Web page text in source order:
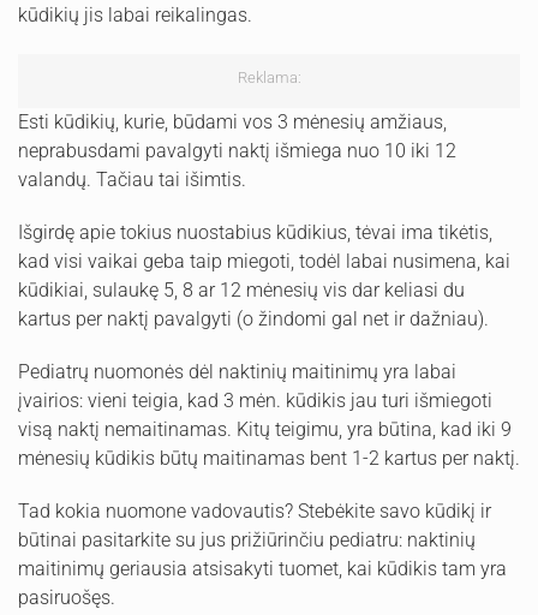
kūdikių jis labai reikalingas.
Reklama:
Esti kūdikių, kurie, būdami vos 3 mėnesių amžiaus,
neprabusdami pavalgyti naktį išmiega nuo 10 iki 12
valandų. Tačiau tai išimtis.
Išgirdę apie tokius nuostabius kūdikius, tėvai ima tikėtis,
kad visi vaikai geba taip miegoti, todėl labai nusimena, kai
kūdikiai, sulaukę 5, 8 ar 12 mėnesių vis dar keliasi du
kartus per naktį pavalgyti (o žindomi gal net ir dažniau).
Pediatrų nuomonės dėl naktinių maitinimų yra labai
įvairios: vieni teigia, kad 3 mėn. kūdikis jau turi išmiegoti
visą naktį nemaitinamas. Kitų teigimu, yra būtina, kad iki 9
mėnesių kūdikis būtų maitinamas bent 1-2 kartus per naktį.
Tad kokia nuomone vadovautis? Stebėkite savo kūdikį ir
būtinai pasitarkite su jus prižiūrinčiu pediatru: naktinių
maitinimų geriausia atsisakyti tuomet, kai kūdikis tam yra
pasiruošęs.